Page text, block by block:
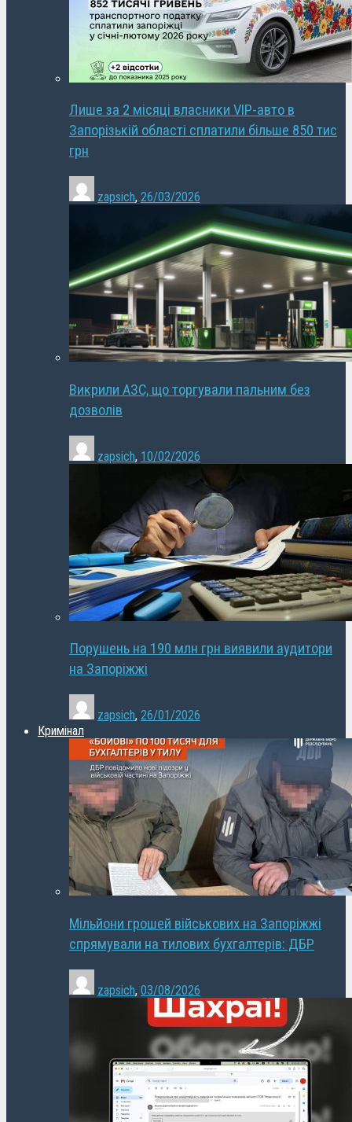
Лише за 2 місяці власники VIP-авто в
Запорізькій області сплатили більше 850 тис
грн
zapsich, 26/03/2026
Викрили АЗС, що торгували пальним без
дозволів
zapsich, 10/02/2026
Порушень на 190 млн грн виявили аудитори
на Запоріжжі
zapsich, 26/01/2026
Кримінал
Мільйони грошей військових на Запоріжжі
спрямували на тилових бухгалтерів: ДБР
zapsich, 03/08/2026